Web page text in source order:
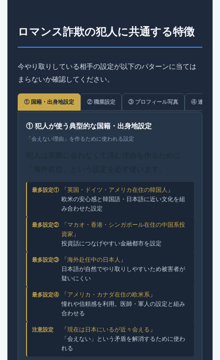
ロマンス詐欺の犯人に共通する特徴
今やり取りしている相手の設定が以下のパターンに当ては
まらないか確認してください。
① 国籍・出身地設定 ② 職業設定 ③ プロフィール写真 ④ 連絡パタ
① 犯人が使う典型的な国籍・出身地設定
「会えない理由」を作るために使われる設定
最多設定① 「 英国・ドイツ・アメリカ在住の韓国人 」
欧米の安心感と韓国語・日本語に近い文化を組
み合わせた設定
最多設定② 「 マカオ・香港・シンガポール在住の中国系投
資家 」
投資話につなげやすい金融都市を設定
最多設定③ 「 海外赴任中の日本人 」
日本語が自然でやり取りしやすいため被害者が
疑いにくい
最多設定④ 「 アメリカ・カナダ在住の欧米系 」
憧れや信頼感を利用。医師・軍人の設定と組み
合わせる
注意設定 「 現在は日本にいるが近々会える 」
「会えない」という矛盾を解消するために使わ
れる